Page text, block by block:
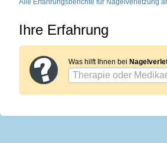
Alle Erfahrungsberichte für Nagelverletzung
Ihre Erfahrung
Was hilft Ihnen bei